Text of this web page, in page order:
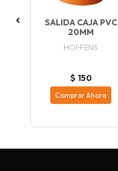
SALIDA CAJA PVC
20MM
HOFFENS
$ 150
Comprar Ahora